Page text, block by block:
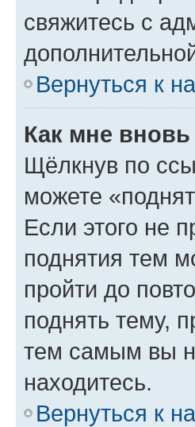
свяжитесь с
Вернуться к
Как мне
Щёлкнув по
можете
Если этого не
поднятия тем
пройти до
поднять тему,
тем самым вы
находитесь.
Вернуться к